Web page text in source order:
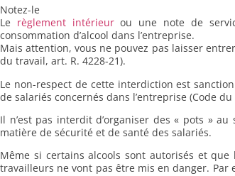
Notez-le
Le règlement intérieurou une note de
consommation d’alcool dans l’entreprise.
Mais attention, vous ne pouvez pas laisser
du travail, art. R. 4228-21).
Le non-respect de cette interdiction est
de salariés concernés dans l’entreprise (Code
Il n’est pas interdit d’organiser des « pots »
matière de sécurité et de santé des salariés.
Même si certains alcools sont autorisés et
travailleurs ne vont pas être mis en danger.